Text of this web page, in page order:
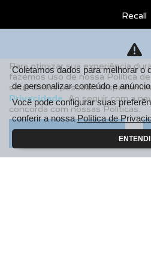
Recall
Sobre Nós
Fale
Agende um
Trabalhe
Política de
Para otimizar sua experiência
fazemos uso de nossa Política
seus dados pessoais
Privacidade . Ao seguir com a
concorda com nossas Políticas.
Aceitar
Coletamos dados para melhorar o
de personalizar conteúdo e
Você pode configurar suas
conferir a nossaPolítica de
ENTENDI